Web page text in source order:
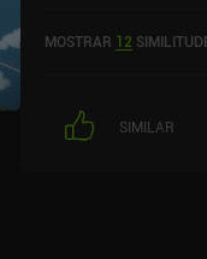
en iOS App Store.
MOSTRAR 12
SIMILAR